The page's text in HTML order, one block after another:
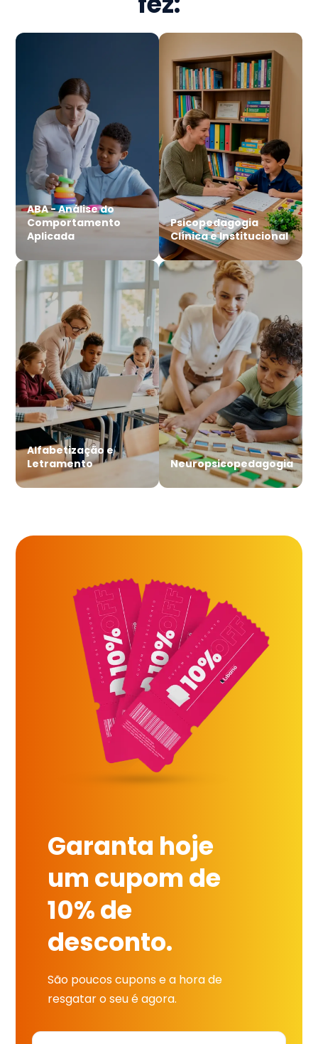
ABA - Análise do
Comportamento
Aplicada
Psicopedagogia
Clínica e Institucional
Alfabetização e
Letramento
Neuropsicopedagogia
Garanta hoje
um cupom de
10% de
desconto.
São poucos cupons e a hora de
resgatar o seu é agora.